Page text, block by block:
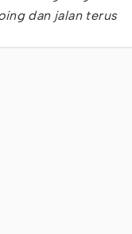
dan jalan terus